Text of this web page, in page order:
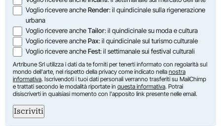
Voglio ricevere ancheRender: il quindicinale sulla rigenerazione
urbana
Voglio ricevere ancheTailor: il quindicinale su moda e cultura
Voglio ricevere anchePax: il quindicinale sul turismo culturale
Voglio ricevere ancheFest: il settimanale sui festival culturali
Artribune Srl utilizza i dati da te forniti per tenerti informato con regolarità sul
mondo dell'arte, nel rispetto della privacy come indicato nella nostra
informativa. Iscrivendoti i tuoi dati personali verranno trasferiti su MailChimp
e trattati secondo le modalità riportate in questa informativa. Potrai
disiscriverti in qualsiasi momento con l'apposito link presente nelle email.
Iscriviti